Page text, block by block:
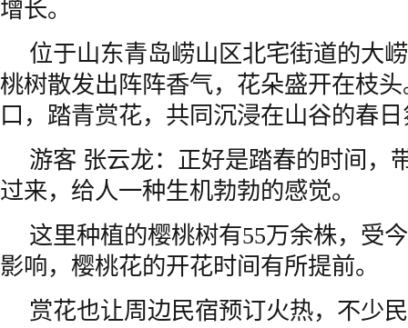
增长。
位于山东青岛崂山区北宅街道的大
桃树散发出阵阵香气，花朵盛开在枝
口，踏青赏花，共同沉浸在山谷的春
游客 张云龙：正好是踏春的时间，
过来，给人一种生机勃勃的感觉。
这里种植的樱桃树有55万余株，受
影响，樱桃花的开花时间有所提前。
赏花也让周边民宿预订火热，不少